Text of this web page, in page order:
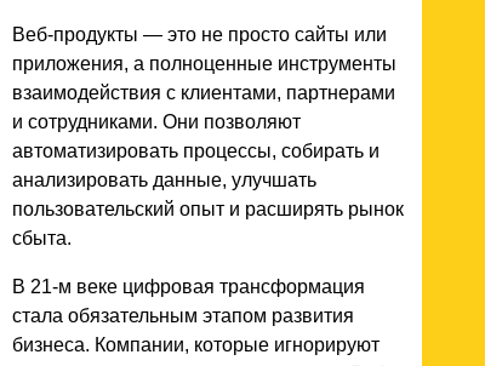
Веб-продукты — это не просто сайты или
приложения, а полноценные инструменты
взаимодействия с клиентами, партнерами
и сотрудниками. Они позволяют
автоматизировать процессы, собирать и
анализировать данные, улучшать
пользовательский опыт и расширять рынок
сбыта.
В 21-м веке цифровая трансформация
стала обязательным этапом развития
бизнеса. Компании, которые игнорируют